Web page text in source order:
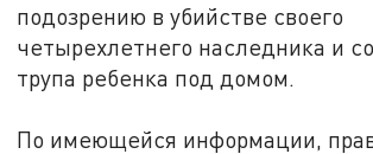
подозрению в убийстве своего
четырехлетнего наследника и
трупа ребенка под домом.
По имеющейся информации,